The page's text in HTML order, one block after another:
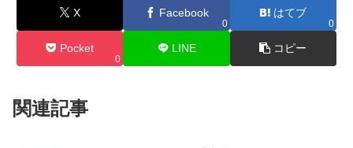
X Facebook
0
はてブ
0
Pocket
0
LINE コピー
関連記事